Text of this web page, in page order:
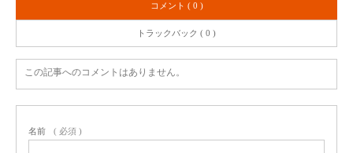
コメント ( 0 )
トラックバック ( 0 )
この記事へのコメントはありません。
名前 ( 必須 )